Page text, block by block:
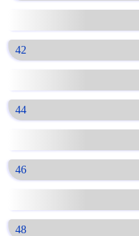
42
44
46
48